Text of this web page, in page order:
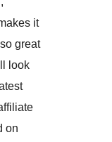
it
great
look
on